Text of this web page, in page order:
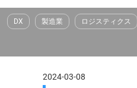
へ
ス
DX 製造業 ロジスティクス
2024-03-08